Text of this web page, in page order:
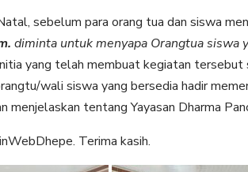
sebelum para orang tua dan siswa
diminta untuk menyapa Orangtua siswa
yang telah membuat kegiatan tersebut
wali siswa yang bersedia hadir
menjelaskan tentang Yayasan Dharma
Terima kasih.